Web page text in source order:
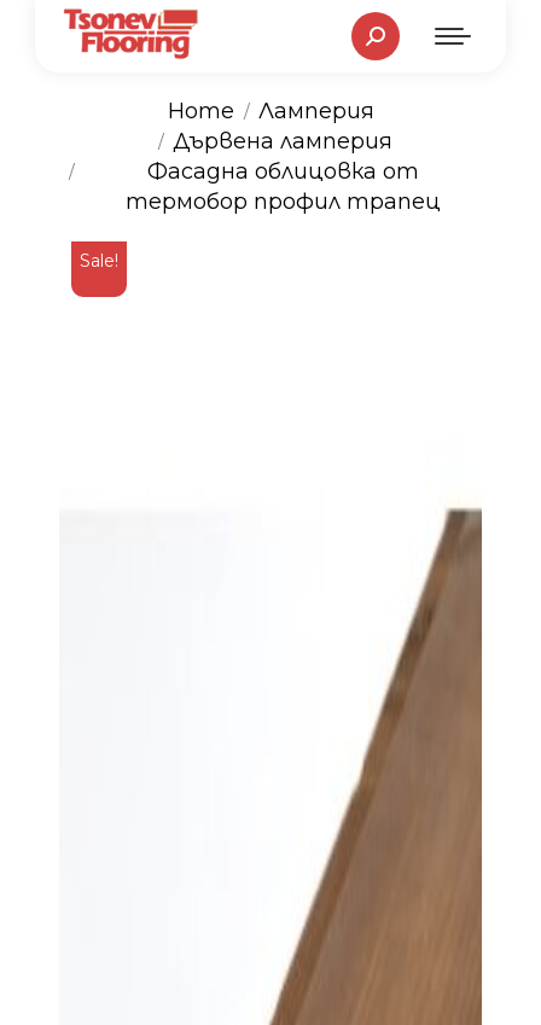
Search:
You are here:
Home
Ламперия
Дървена ламперия
Фасадна облицовка от
термобор профил трапец
Sale!